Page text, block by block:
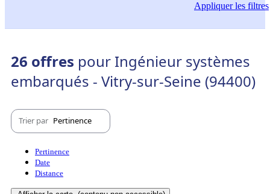
Appliquerles filtres
26 offres pour Ingénieur systèmes
embarqués - Vitry-sur-Seine (94400)
Trier par Pertinence
Pertinence
Date
Distance